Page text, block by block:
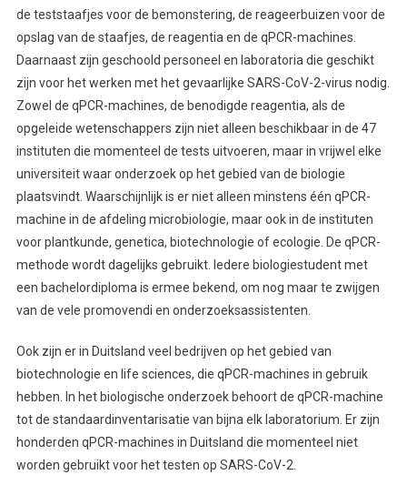
de teststaafjes voor de bemonstering, de reageerbuizen voor de
opslag van de staafjes, de reagentia en de qPCR-machines.
Daarnaast zijn geschoold personeel en laboratoria die geschikt
zijn voor het werken met het gevaarlijke SARS-CoV-2-virus nodig.
Zowel de qPCR-machines, de benodigde reagentia, als de
opgeleide wetenschappers zijn niet alleen beschikbaar in de 47
instituten die momenteel de tests uitvoeren, maar in vrijwel elke
universiteit waar onderzoek op het gebied van de biologie
plaatsvindt. Waarschijnlijk is er niet alleen minstens één qPCR-
machine in de afdeling microbiologie, maar ook in de instituten
voor plantkunde, genetica, biotechnologie of ecologie. De qPCR-
methode wordt dagelijks gebruikt. Iedere biologiestudent met
een bachelordiploma is ermee bekend, om nog maar te zwijgen
van de vele promovendi en onderzoeksassistenten.
Ook zijn er in Duitsland veel bedrijven op het gebied van
biotechnologie en life sciences, die qPCR-machines in gebruik
hebben. In het biologische onderzoek behoort de qPCR-machine
tot de standaardinventarisatie van bijna elk laboratorium. Er zijn
honderden qPCR-machines in Duitsland die momenteel niet
worden gebruikt voor het testen op SARS-CoV-2.